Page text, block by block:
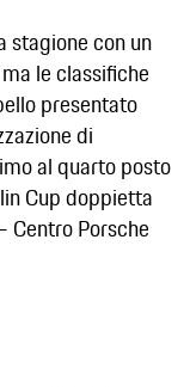
stagione con un
le classifiche
presentato
di
al quarto posto
Cup doppietta
Porsche